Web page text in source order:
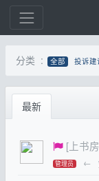
分类 : 全部 投诉建
最新
[上书
管理员 ←